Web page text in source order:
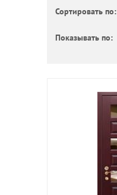
Сортировать по:
Показывать по: